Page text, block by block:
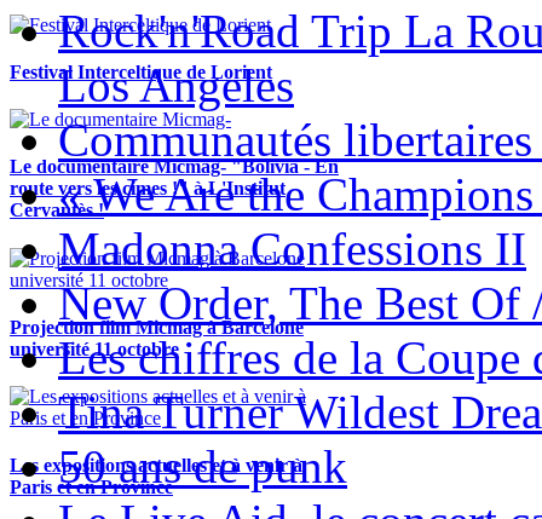
Festival Interceltique de Lorient
Le documentaire Micmag- "Bolivia - En
route vers les cimes !" à L'Institut
Cervantès !
Projection film Micmag à Barcelone
université 11 octobre
Les expositions actuelles et à venir à
Paris et en Province
Rock'n'Road Trip La
Los Angeles
Communautés libertaires
« We Are the
Madonna Confessions II
New Order, The Best Of
Les chiffres de la Coupe
Tina Turner Wildest
50 ans de punk